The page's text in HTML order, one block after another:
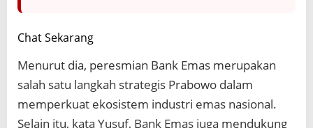
Chat Sekarang
Menurut dia, peresmian Bank Emas merupakan
salah satu langkah strategis Prabowo dalam
memperkuat ekosistem industri emas nasional.
Selain itu, kata Yusuf, Bank Emas juga mendukung